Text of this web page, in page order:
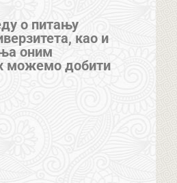
о питању
као и
оним
можемо добити